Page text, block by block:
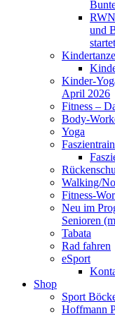
und
Kinder-
April 2026
Fitness –
Body-
Yoga
Walking/
Fitness-
Neu im
Senioren
Tabata
Rad fahren
eSport
Shop
Sport
Hoffmann